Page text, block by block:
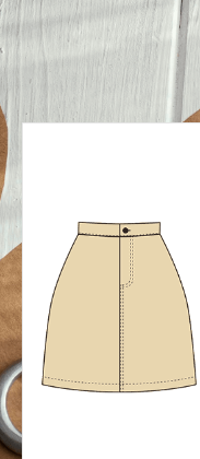
총 46개의
함